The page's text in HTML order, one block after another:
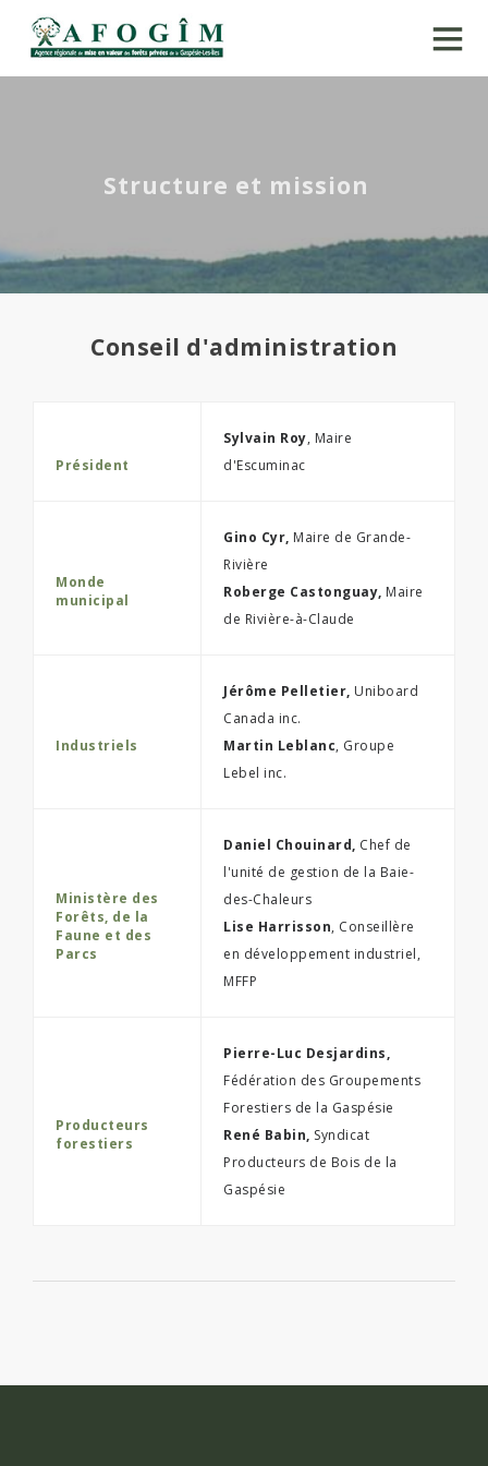
Structure et mission
Conseil d'administration
Président
Sylvain Roy, Maire
d'Escuminac
Monde
municipal
Gino Cyr, Maire de Grande-
Rivière
Roberge Castonguay, Maire
de Rivière-à-Claude
Industriels
Jérôme Pelletier, Uniboard
Canada inc.
Martin Leblanc, Groupe
Lebel inc.
Ministère des
Forêts, de la
Faune et des
Parcs
Daniel Chouinard, Chef de
l'unité de gestion de la Baie-
des-Chaleurs
Lise Harrisson, Conseillère
en développement industriel,
MFFP
Producteurs
forestiers
Pierre-Luc Desjardins,
Fédération des Groupements
Forestiers de la Gaspésie
René Babin, Syndicat
Producteurs de Bois de la
Gaspésie